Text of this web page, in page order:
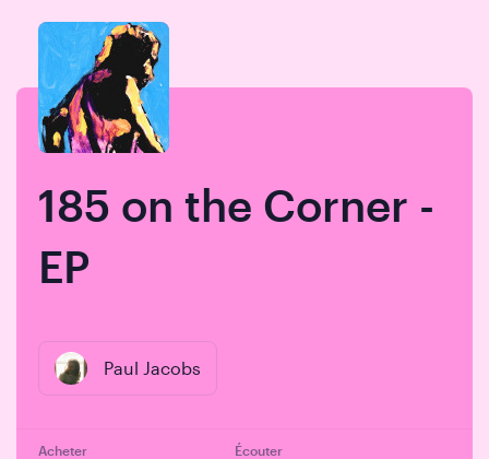
content
navigation
185 on the Corner -
EP
Paul Jacobs
Acheter Écouter